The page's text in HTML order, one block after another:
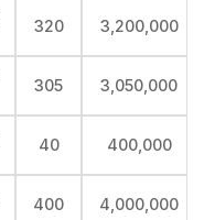
320 3,200,000
305 3,050,000
40 400,000
400 4,000,000